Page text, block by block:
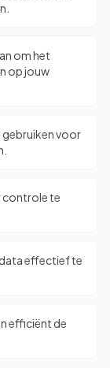
om het
op jouw
gebruiken voor
controle te
effectief te
efficiënt de